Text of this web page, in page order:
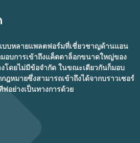
บบหลายแพลตฟอร์มที่เชี่ยวชาญด้านแอน
มอบการเข้าถึงแค็ตตาล็อกขนาดใหญ่ของ
โดยไม่มีข้อจำกัด ในขณะเดียวกันก็มอบ
ฎหมายซึ่งสามารถเข้าถึงได้จากบราวเซอร์
อย่างเป็นทางการด้วย